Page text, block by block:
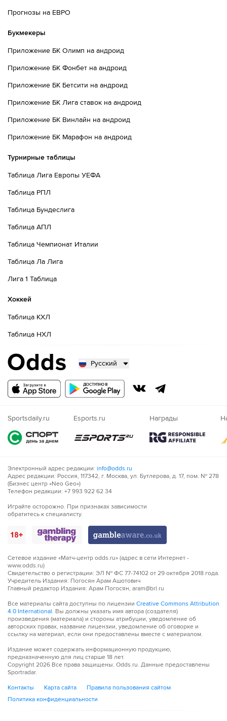
Прогнозы на ЕВРО
Букмекеры
Приложение БК Олимп на андроид
Приложение БК Фонбет на андроид
Приложение БК Бетсити на андроид
Приложение БК Лига ставок на андроид
Приложение БК Винлайн на андроид
Приложение БК Марафон на андроид
Турнирные таблицы
Таблица Лига Европы УЕФА
Таблица РПЛ
Таблица Бундеслига
Таблица АПЛ
Таблица Чемпионат Италии
Таблица Ла Лига
Лига 1 Таблица
Хоккей
Таблица КХЛ
Таблица НХЛ
Русский
Русский
Nigeria
Sportsdaily.ru Esports.ru Награды
Электронный адрес редакции: info@odds.ru
Адрес редакции: Россия, 117342, г. Москва, ул. Бутлерова, д. 17, пом. № 278
(Бизнес центр «Neo Geo»)
Телефон редакции: +7 993 922 62 34
Играйте осторожно. При признаках зависимости
обратитесь к специалисту.
Сетевое издание «Матч-центр odds.ru» (адрес в сети Интернет -
www.odds.ru)
Свидетельство о регистрации: ЭЛ № ФС 77-74102 от 29 октября 2018 года.
Учредитель Издания: Погосян Арам Ашотович
Главный редактор Издания: Арам Погосян, aram@brl.ru
Все материалы сайта доступны по лицензии Creative Commons Attribution
4.0 International. Вы должны указать имя автора (создателя)
произведения (материала) и стороны атрибуции, уведомление об
авторских правах, название лицензии, уведомление об оговорке и
ссылку на материал, если они предоставлены вместе с материалом.
Издание может содержать информационную продукцию,
предназначенную для лиц старше 18 лет.
Copyright 2026 Все права защищены. Odds.ru. Данные предоставлены
Sportradar.
Контакты
Карта сайта
Правила пользования сайтом
Политика конфиденциальности